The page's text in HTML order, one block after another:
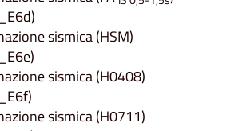
sismica (HSM)
sismica (H0408)
sismica (H0711)